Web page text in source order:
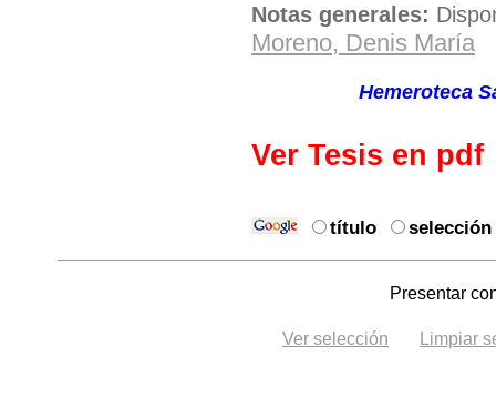
Notas generales:
Moreno, Denis María
Hemeroteca
Ver Tesis en pdf
título selección
Presentar
Ver selección Limpiar